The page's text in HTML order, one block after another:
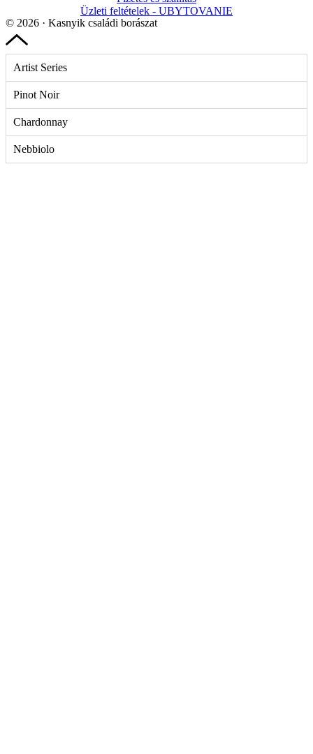
Üzleti feltételek - UBYTOVANIE
© 2026 · Kasnyik családi borászat
Artist Series
Pinot Noir
Chardonnay
Nebbiolo